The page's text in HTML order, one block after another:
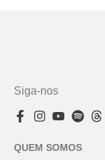
Siga-nos
QUEM SOMOS